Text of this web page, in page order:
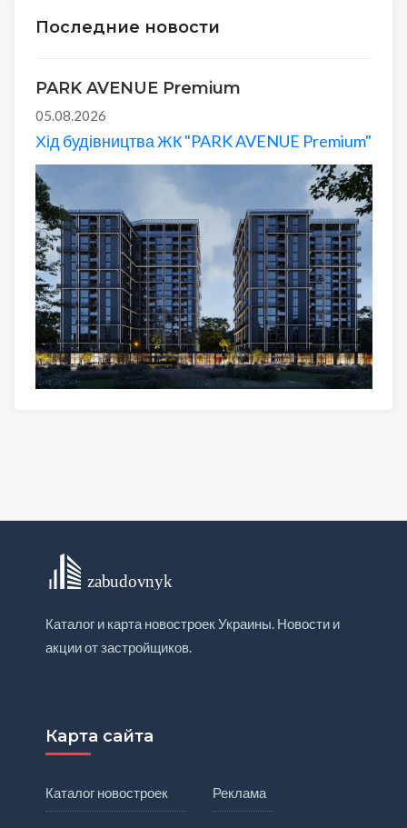
Последние новости
PARK AVENUE Premium
05.08.2026
Хід будівництва ЖК "PARK AVENUE Premium"
Каталог и карта новостроек Украины. Новости и
акции от застройщиков.
Карта сайта
Каталог новостроек Реклама